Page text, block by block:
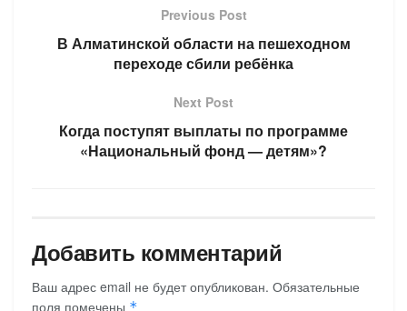
Previous Post
В Алматинской области на пешеходном
переходе сбили ребёнка
Next Post
Когда поступят выплаты по программе
«Национальный фонд — детям»?
Добавить комментарий
Ваш адрес email не будет опубликован. Обязательные
поля помечены *